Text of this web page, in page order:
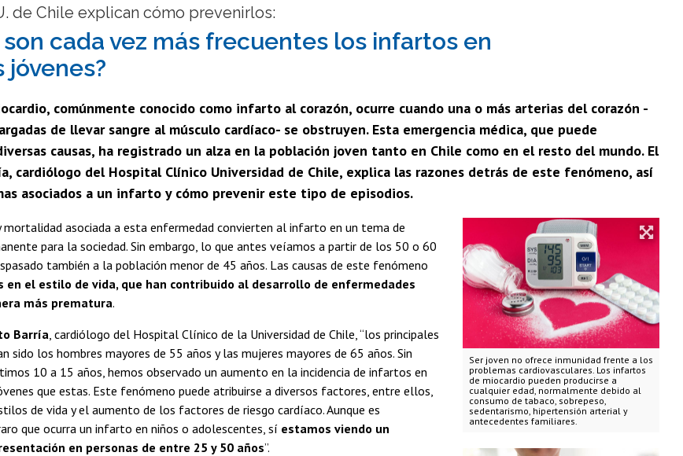
Estudios Avanzados en Educación
Nutrición y Tecnología de
Bachillerato
de Chile explican cómo prevenirlos:
son cada vez más frecuentes los infartos en
jóvenes?
comúnmente conocido como infarto al corazón, ocurre cuando una o más arterias del corazón -
de llevar sangre al músculo cardíaco- se obstruyen. Esta emergencia médica, que puede
causas, ha registrado un alza en la población joven tanto en Chile como en el resto del mundo. El
cardiólogo del Hospital Clínico Universidad de Chile, explica las razones detrás de este fenómeno, así
asociados a un infarto y cómo prevenir este tipo de episodios.
Ser joven no ofrece inmunidad frente a los
problemas cardiovasculares. Los infartos
de miocardio pueden producirse a
cualquier edad, normalmente debido al
consumo de tabaco, sobrepeso,
sedentarismo, hipertensión arterial y
antecedentes familiares.
mortalidad asociada a esta enfermedad convierten al infarto en un tema de
para la sociedad. Sin embargo, lo que antes veíamos a partir de los 50 o 60
también a la población menor de 45 años. Las causas de este fenómeno
en el estilo de vida, que han contribuido al desarrollo de enfermedades
más prematura.
Barría , cardiólogo del Hospital Clínico de la Universidad de Chile, “los principales
sido los hombres mayores de 55 años y las mujeres mayores de 65 años. Sin
10 a 15 años, hemos observado un aumento en la incidencia de infartos en
que estas. Este fenómeno puede atribuirse a diversos factores, entre ellos,
de vida y el aumento de los factores de riesgo cardíaco. Aunque es
que ocurra un infarto en niños o adolescentes, sí estamos viendo un
en personas de entre 25 y 50 años”.